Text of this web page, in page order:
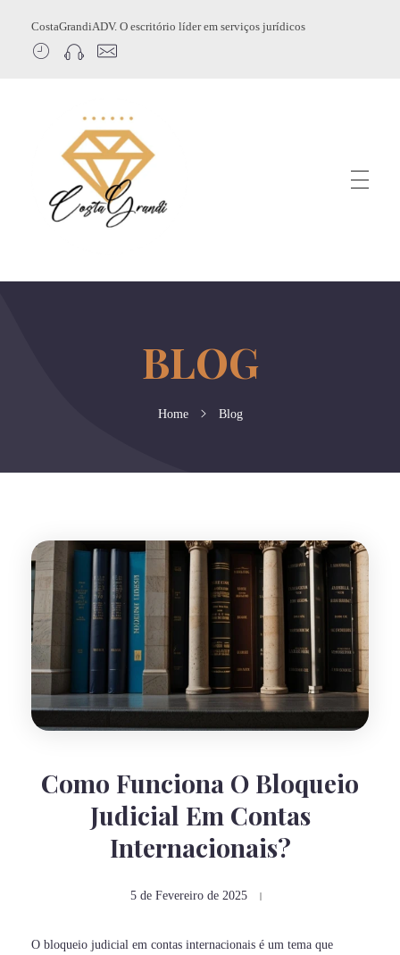
CostaGrandiADV. O escritório líder em serviços jurídicos
Home Blog
Como Funciona O Bloqueio
Judicial Em Contas
Internacionais?
5 de Fevereiro de 2025
O bloqueio judicial em contas internacionais é um tema que